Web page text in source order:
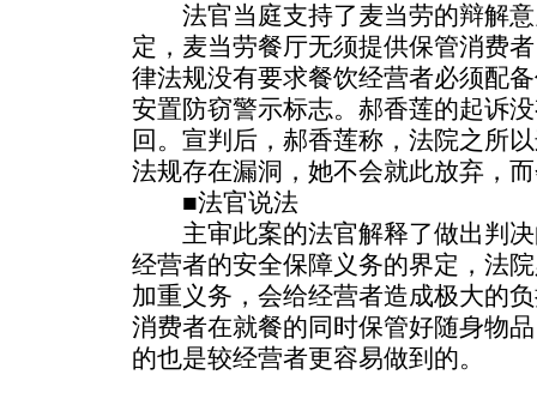
法官当庭支持了麦当劳的辩解意
定，麦当劳餐厅无须提供保管消费
律法规没有要求餐饮经营者必须配
安置防窃警示标志。郝香莲的起诉
回。宣判后，郝香莲称，法院之所
法规存在漏洞，她不会就此放弃，
■法官说法
主审此案的法官解释了做出判决
经营者的安全保障义务的界定，法
加重义务，会给经营者造成极大的
消费者在就餐的同时保管好随身物
的也是较经营者更容易做到的。